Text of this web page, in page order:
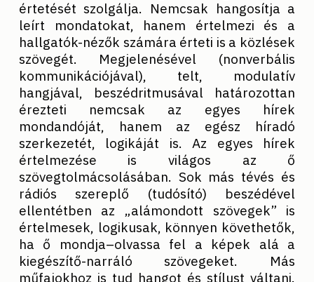
értetését szolgálja. Nemcsak hangosítja a
leírt mondatokat, hanem értelmezi és a
hallgatók-nézők számára érteti is a közlések
szövegét. Megjelenésével (nonverbális
kommunikációjával), telt, modulatív
hangjával, beszédritmusával határozottan
érezteti nemcsak az egyes hírek
mondandóját, hanem az egész híradó
szerkezetét, logikáját is. Az egyes hírek
értelmezése is világos az ő
szövegtolmácsolásában. Sok más tévés és
rádiós szereplő (tudósító) beszédével
ellentétben az „alámondott szövegek” is
értelmesek, logikusak, könnyen követhetők,
ha ő mondja–olvassa fel a képek alá a
kiegészítő-narráló szövegeket. Más
műfajokhoz is tud hangot és stílust váltani.